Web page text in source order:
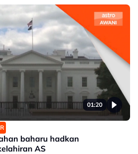
01:20
baharu hadkan
AS